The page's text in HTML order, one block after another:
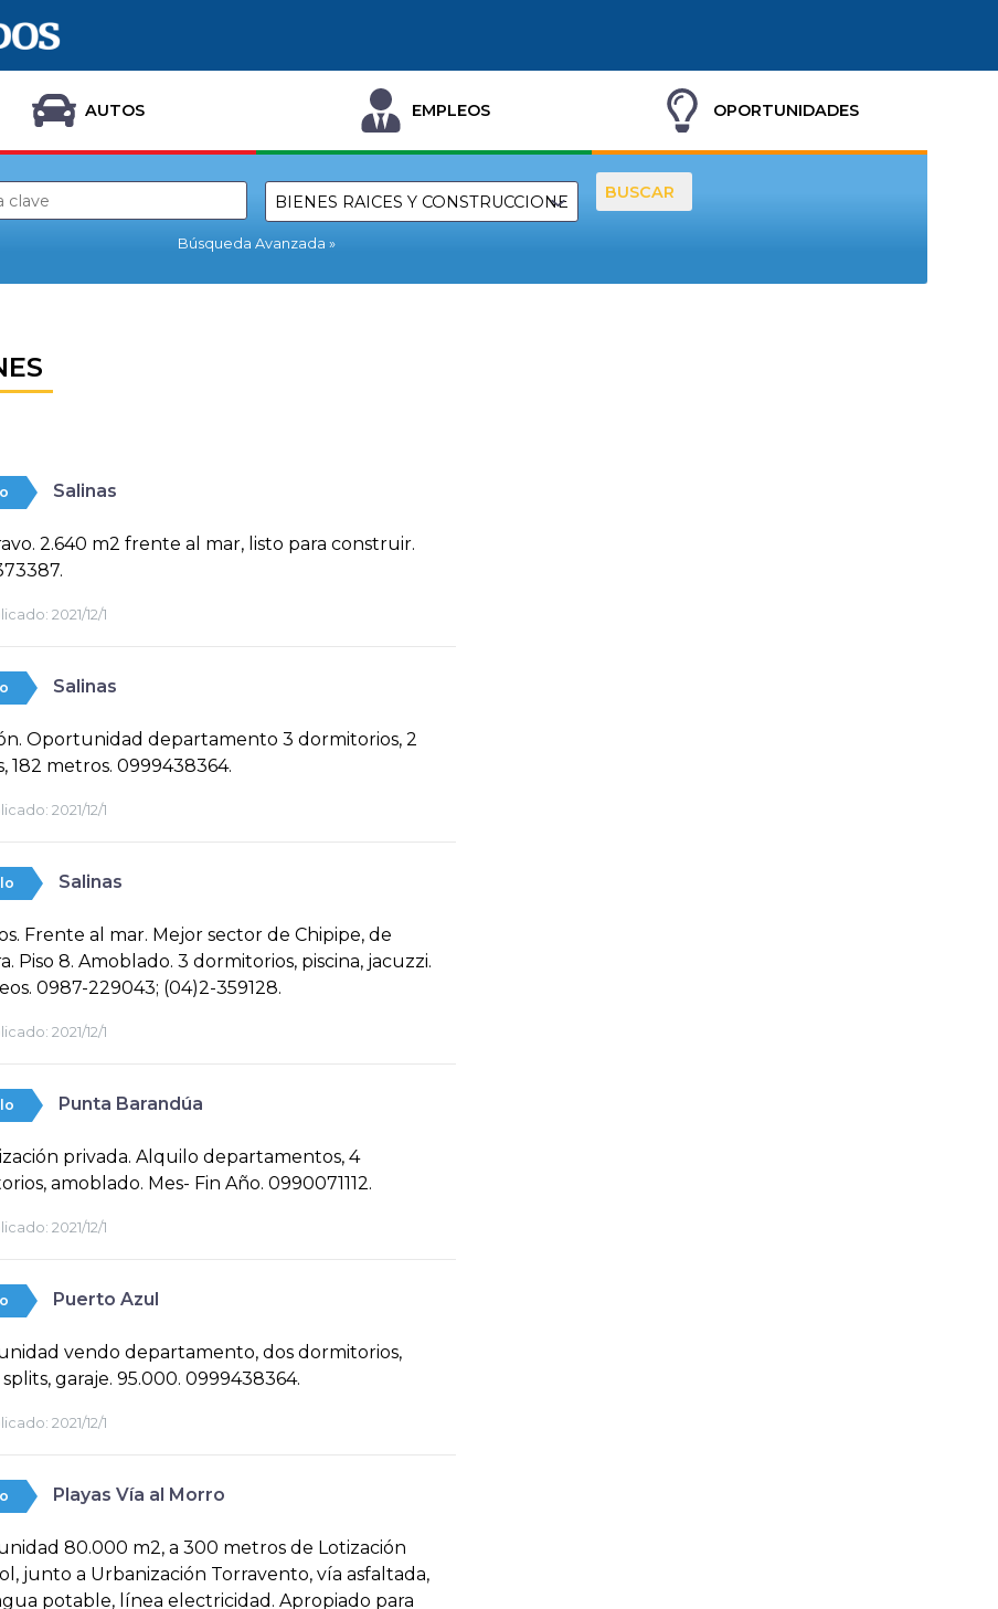
AUTOS EMPLEOS OPORTUNIDADES
Búsqueda Avanzada
BUSCAR
Salinas
2.640 m2 frente al mar, listo para construir.
2021/12/1
Salinas
Oportunidad departamento 3 dormitorios, 2
182 metros. 0999438364.
2021/12/1
Salinas
Frente al mar. Mejor sector de Chipipe, de
Piso 8. Amoblado. 3 dormitorios, piscina, jacuzzi.
0987-229043; (04)2-359128.
2021/12/1
Punta Barandúa
privada. Alquilo departamentos, 4
amoblado. Mes- Fin Año. 0990071112.
2021/12/1
Puerto Azul
vendo departamento, dos dormitorios,
splits, garaje. 95.000. 0999438364.
2021/12/1
Playas Vía al Morro
80.000 m2, a 300 metros de Lotización
junto a Urbanización Torravento, vía asfaltada,
potable, línea electricidad. Apropiado para